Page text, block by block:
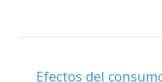
Efectos del